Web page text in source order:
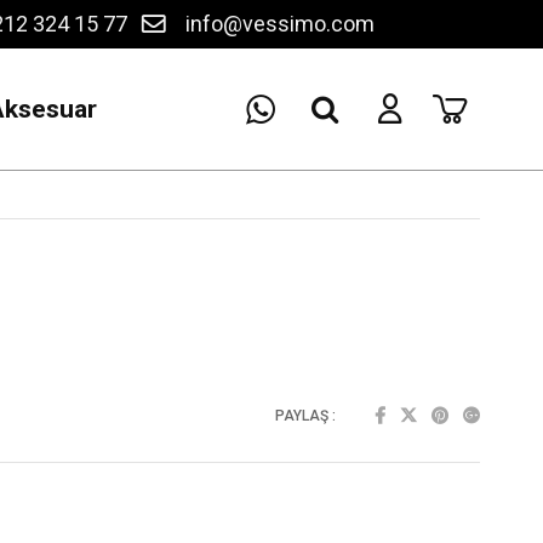
info@vessimo.com
324 15 77
PAYLAŞ :